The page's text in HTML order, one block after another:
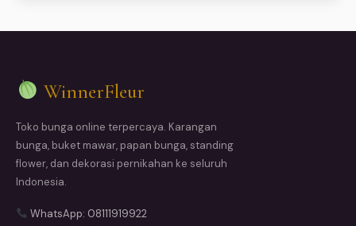
WinnerFleur
Toko bunga online terpercaya. Karangan
bunga, buket mawar, papan bunga, standing
flower, dan dekorasi pernikahan ke seluruh
Indonesia.
WhatsApp: 08111919922